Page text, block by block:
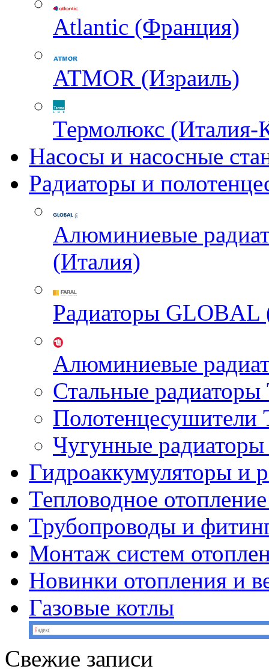
Atlantic (Франция)
ATMOR (Израиль)
Термолюкс (Италия-
Насосы и насосные
Радиаторы и
Алюминиевые
(Италия)
Радиаторы GLOBAL
Алюминиевые
Стальные
Чугунные
Гидроаккумуляторы и
Тепловодное
Трубопроводы и
Монтаж систем
Новинки отопления и
Газовые котлы
Свежие записи